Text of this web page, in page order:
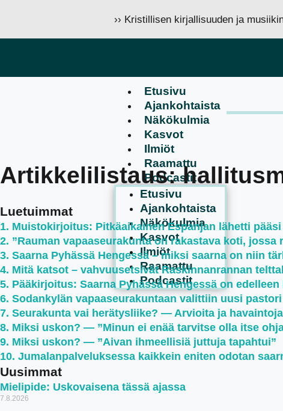
›› Kristillisen kirjallisuuden ja
Etusivu
Ajankohtaista
Näkökulmia
Kasvot
Ilmiöt
Raamattu
Podcastit
Etusivu
Ajankohtaista
Näkökulmia
Kasvot
Ilmiöt
Raamattu
Podcastit
Artikkelilistaus:
Luetuimmat
Muistokirjoitus: Pitkäaikainen Espanjan lähetti
”Rauman vapaaseurakunta on rakastava koti,
Saarna Pyhässä Hengessä – miksi saarna on niin
Mitä katsot – vahvuusetsivät Raskinnanrannan
Pääkirjoitus: Saarna Pyhässä Hengessä on
Sodankylän vapaaseurakuntaan valittiin uusi pastori
Seurakunta vai herätysliike? — Arvioita ja
Miksi uskon? — ”Minun ei enää tarvitse olla itse
Miksi uskon? — ”Aivan ihmeellisiä juttuja tapahtui”
Jumalanpalveluksessa kaikkein eniten odotan
Uusimmat
Mielipide: Uskovaisena tässä ajassa
7.8.2026